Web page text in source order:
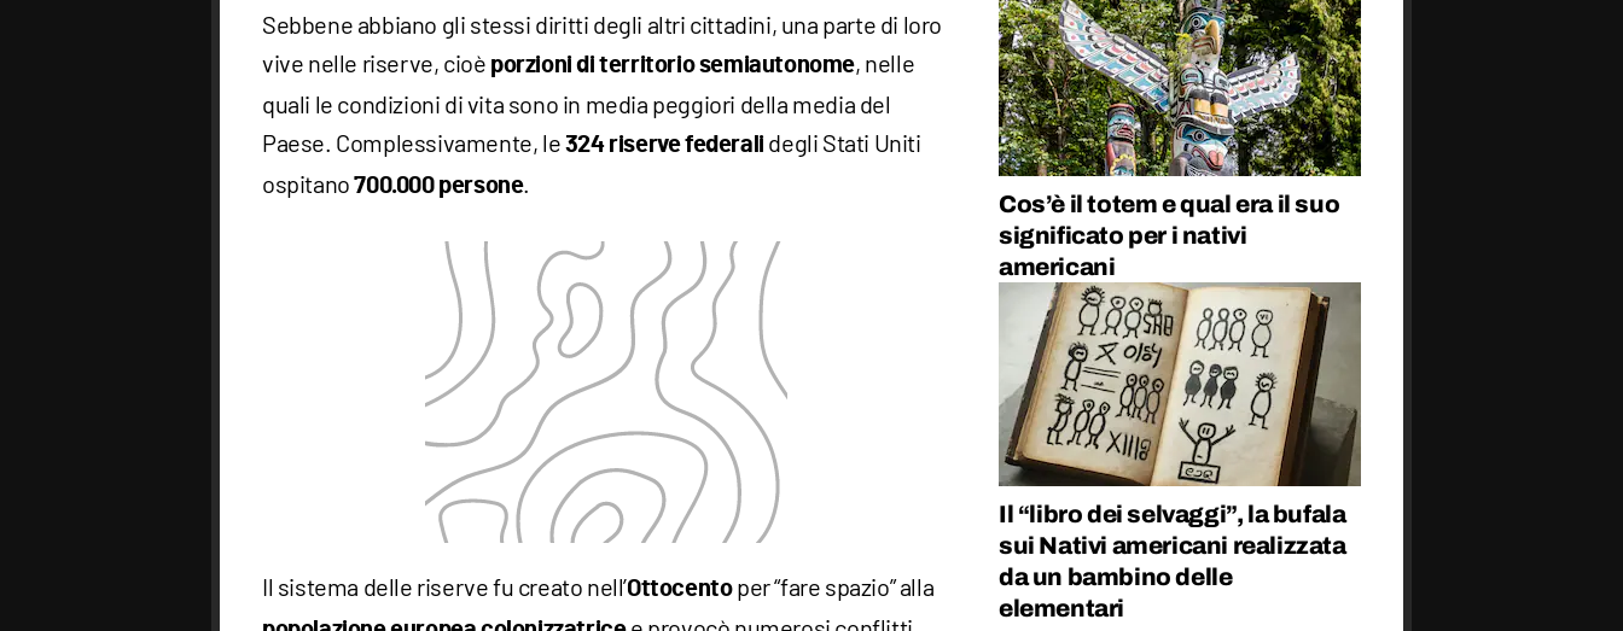
Sebbene abbiano gli stessi diritti degli altri cittadini, una parte di loro
vive nelle riserve, cioè porzioni di territorio semiautonome, nelle
quali le condizioni di vita sono in media peggiori della media del
Paese. Complessivamente, le 324 riserve federali degli Stati Uniti
ospitano700.000 persone.
Il sistema delle riserve fu creato nell’Ottocento per “fare spazio” alla
Cos’è il totem e qual era il suo
significato per i nativi
americani
Il “libro dei selvaggi”, la bufala
sui Nativi americani realizzata
da un bambino delle
elementari